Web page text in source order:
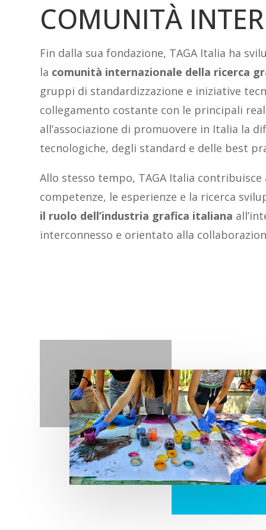
COMUNITÀ
Fin dalla sua fondazione, TAGA Italia ha
la comunità internazionale della ricerca
gruppi di standardizzazione e iniziative
collegamento costante con le principali
all’associazione di promuovere in Italia la
tecnologiche, degli standard e delle best
Allo stesso tempo, TAGA Italia contribuisce
competenze, le esperienze e la ricerca
il ruolo dell’industria grafica italiana
interconnesso e orientato alla